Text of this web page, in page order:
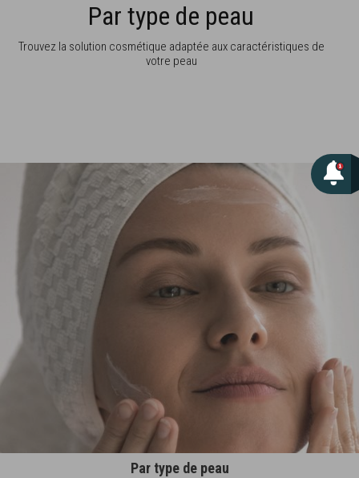
Par type de peau
Trouvez la solution cosmétique adaptée aux caractéristiques de
votre peau
Par type de peau